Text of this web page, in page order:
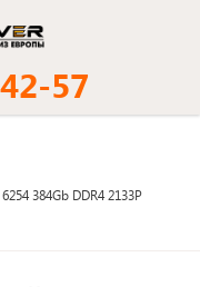
57
384Gb DDR4 2133P